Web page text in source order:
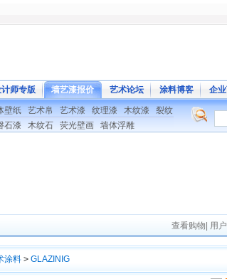
师专版 墙艺漆报价 艺术论坛 涂料博客 企
壁纸 艺术帛 艺术漆 纹理漆 木纹漆
裂纹
石漆 木纹石 荧光壁画 墙体浮雕
查看购物 用
涂料 > GLAZINIG